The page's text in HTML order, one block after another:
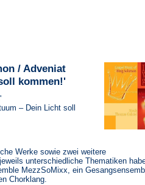
/ Adveniat
kommen!'
– Dein Licht soll
Werke sowie zwei weitere
unterschiedliche Thematiken
MezzSoMixx, ein
Chorklang.